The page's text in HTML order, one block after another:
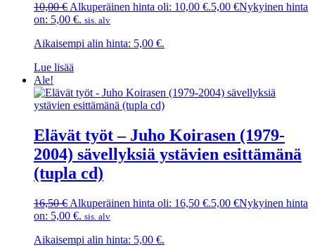
10,00€ Alkuperäinen hinta oli: 10,00 €.5,00 €Nykyinen hinta
on: 5,00 €. sis. alv
Aikaisempi alin hinta: 5,00 €.
Lue lisää
Ale!
Elävät työt – Juho Koirasen (1979-
2004) sävellyksiä ystävien esittämänä
(tupla cd)
16,50€ Alkuperäinen hinta oli: 16,50 €.5,00 €Nykyinen hinta
on: 5,00 €. sis. alv
Aikaisempi alin hinta: 5,00 €.